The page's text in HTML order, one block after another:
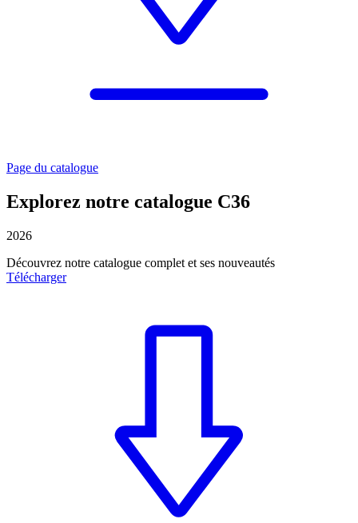
Page du catalogue
Explorez notre catalogue C36
2026
Découvrez notre catalogue complet et ses nouveautés
Télécharger